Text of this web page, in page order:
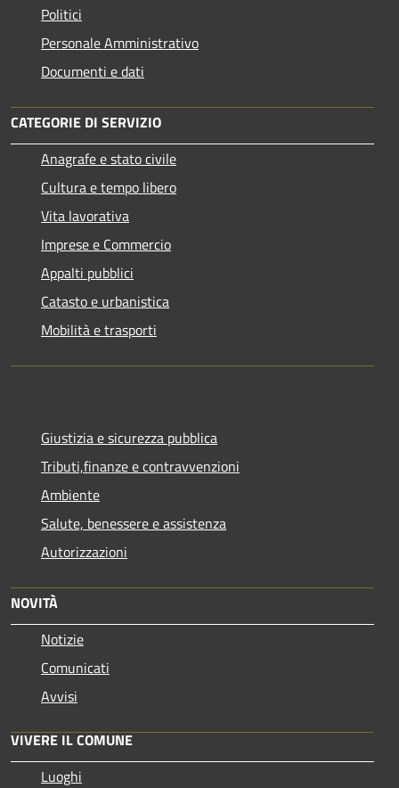
Politici
Personale Amministrativo
Documenti e dati
CATEGORIE DI SERVIZIO
Anagrafe e stato civile
Cultura e tempo libero
Vita lavorativa
Imprese e Commercio
Appalti pubblici
Catasto e urbanistica
Mobilità e trasporti
Giustizia e sicurezza pubblica
Tributi,finanze e contravvenzioni
Ambiente
Salute, benessere e assistenza
Autorizzazioni
NOVITÀ
Notizie
Comunicati
Avvisi
VIVERE IL COMUNE
Luoghi